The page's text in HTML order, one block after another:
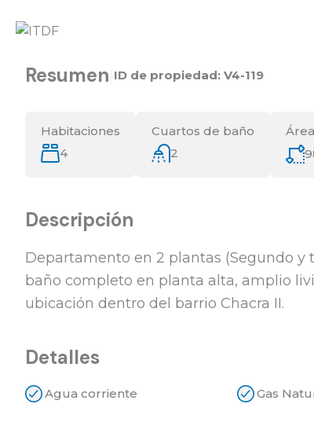
Resumen ID de propiedad: V4-119
Habitaciones
4
Cuartos de baño
2
Área
Descripción
Departamento en 2 plantas (Segundo
baño completo en planta alta, amplio
ubicación dentro del barrio Chacra II.
Detalles
Agua corriente Gas